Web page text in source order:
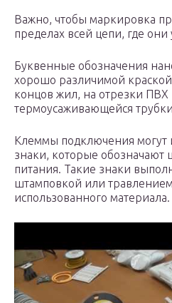
Важно, чтобы маркировка
пределах всей цепи, где они
Буквенные обозначения
хорошо различимой
концов жил, на отрезки ПВХ
термоусаживающейся
Клеммы подключения могут
знаки, которые обозначают
питания. Такие знаки
штамповкой или
использованного материала.